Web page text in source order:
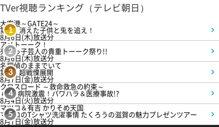
TVer視聴ランキング（テレビ朝日）
1
大空港～GATE24～
第3話 消えた子供と兎を追え！
8月6日(木)放送分
2
アメトーーク！
売れっ子芸人の貴重トーーク祭り!!
8月6日(木)放送分
3
名探偵のままでいて
第4話 超戦慄展開
8月7日(金)放送分
4
クロスロード ～救命救急の約束～
＃5 病院激震！パワハラ＆医療事故!?
8月4日(火)放送分
5
マツコ＆有吉 かりそめ天国
マツコのTシャツ洗濯事情 たくろうの滋賀の魅力プレゼンツアー
8月7日(金)放送分